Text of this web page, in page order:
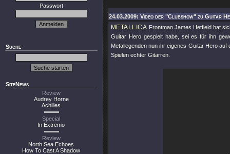
Passwort
Suche
SiteNews
Review
Audrey Horne
Achilles
Special
In Extremo
Review
North Sea Echoes
How To Cast A Shadow
24.03.2009: Video der "Clubshow" zu Guitar
METALLICA Frontman James Hetfield hat
Guitar Hero gespielt habe, sei es für ihn
Metallegenden nun ihr eigenes Guitar Hero
Spielen echter Gitarren.